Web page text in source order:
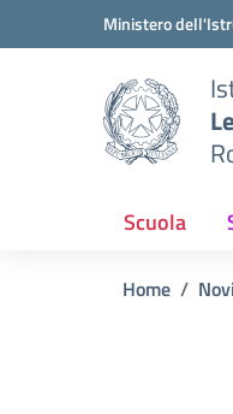
Vai ai contenuti
Vai al menu di navigazione
Ministero
Scuola
Home